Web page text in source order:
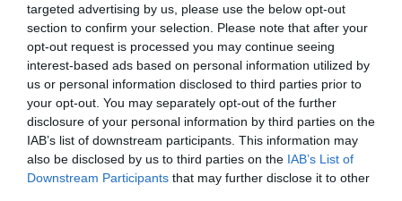
targeted advertising by us, please use the below opt-out
section to confirm your selection. Please note that after your
opt-out request is processed you may continue seeing
interest-based ads based on personal information utilized by
us or personal information disclosed to third parties prior to
your opt-out. You may separately opt-out of the further
disclosure of your personal information by third parties on the
IAB’s list of downstream participants. This information may
also be disclosed by us to third parties on the IAB’s List of
Downstream Participants that may further disclose it to other
09.08.2026 | 17:40
Τέλος στις καθυστερήσεις για τις
πινακίδες κυκλοφορίας – Τι
αλλάζει με το νέο ψηφιακό
σύστημα
09.08.2026 | 17:20
Εύβοια: Προσοχή! Που
απαγορεύεται η κυκλοφορία
οχημάτων και πεζών
Όλες οι τελευταίες ειδήσεις